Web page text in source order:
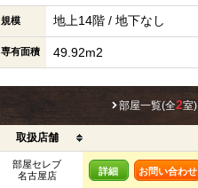
規模 地上14階 / 地下なし
専有面積 49.92m2
部屋一覧(全2室)
取扱店舗
部屋セレブ
名古屋店
詳細 お問い合わせ